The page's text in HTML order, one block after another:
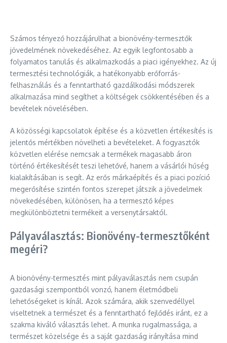
Számos tényező hozzájárulhat a bionövény-termesztők
jövedelmének növekedéséhez. Az egyik legfontosabb a
folyamatos tanulás és alkalmazkodás a piaci igényekhez. Az új
termesztési technológiák, a hatékonyabb erőforrás-
felhasználás és a fenntartható gazdálkodási módszerek
alkalmazása mind segíthet a költségek csökkentésében és a
bevételek növelésében.
A közösségi kapcsolatok építése és a közvetlen értékesítés is
jelentős mértékben növelheti a bevételeket. A fogyasztók
közvetlen elérése nemcsak a termékek magasabb áron
történő értékesítését teszi lehetővé, hanem a vásárlói hűség
kialakításában is segít. Az erős márkaépítés és a piaci pozíció
megerősítése szintén fontos szerepet játszik a jövedelmek
növekedésében, különösen, ha a termesztő képes
megkülönböztetni termékeit a versenytársaktól.
Pályaválasztás: Bionövény-termesztőként
megéri?
A bionövény-termesztés mint pályaválasztás nem csupán
gazdasági szempontból vonzó, hanem életmódbeli
lehetőségeket is kínál. Azok számára, akik szenvedéllyel
viseltetnek a természet és a fenntartható fejlődés iránt, ez a
szakma kiváló választás lehet. A munka rugalmassága, a
természet közelsége és a saját gazdaság irányítása mind